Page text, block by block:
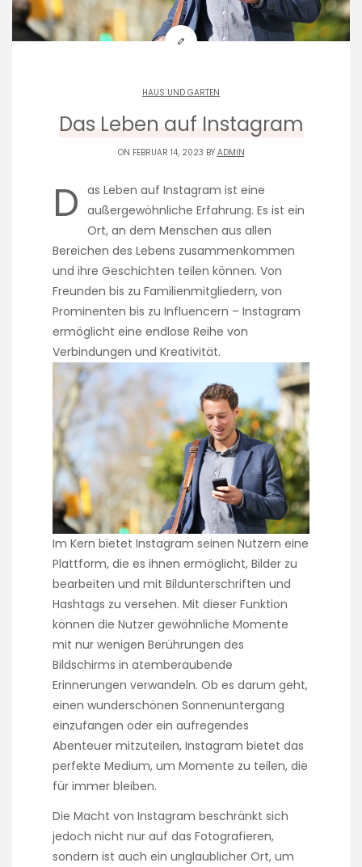
HAUS UND GARTEN
Das Leben auf Instagram
ON FEBRUAR 14, 2023 BY ADMIN
D as Leben auf Instagram ist eine
außergewöhnliche Erfahrung. Es ist ein
Ort, an dem Menschen aus allen
Bereichen des Lebens zusammenkommen
und ihre Geschichten teilen können. Von
Freunden bis zu Familienmitgliedern, von
Prominenten bis zu Influencern – Instagram
ermöglicht eine endlose Reihe von
Verbindungen und Kreativität.
Im Kern bietet Instagram seinen Nutzern eine
Plattform, die es ihnen ermöglicht, Bilder zu
bearbeiten und mit Bildunterschriften und
Hashtags zu versehen. Mit dieser Funktion
können die Nutzer gewöhnliche Momente
mit nur wenigen Berührungen des
Bildschirms in atemberaubende
Erinnerungen verwandeln. Ob es darum geht,
einen wunderschönen Sonnenuntergang
einzufangen oder ein aufregendes
Abenteuer mitzuteilen, Instagram bietet das
perfekte Medium, um Momente zu teilen, die
für immer bleiben.
Die Macht von Instagram beschränkt sich
jedoch nicht nur auf das Fotografieren,
sondern ist auch ein unglaublicher Ort, um